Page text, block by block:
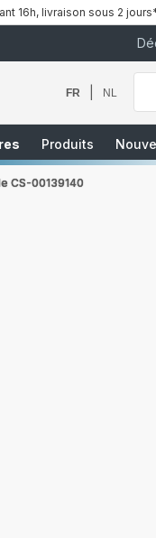
16h, livraison sous 2
FR NL
Que
Produits
CS-00139140